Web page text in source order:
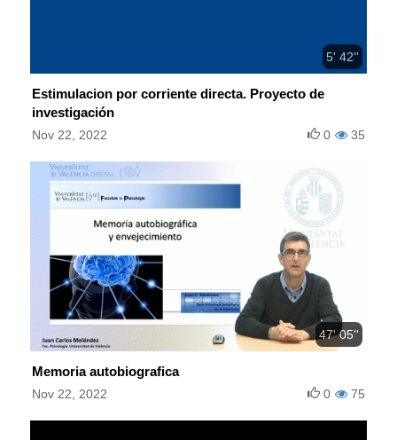
5' 42''
Estimulacion por corriente directa. Proyecto de
investigación
Nov 22, 2022 35
0
47' 05''
Memoria autobiografica
Nov 22, 2022 75
0